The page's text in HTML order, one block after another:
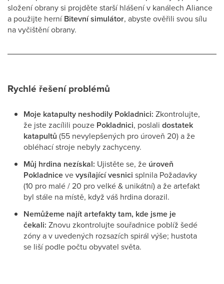
složení obrany si projděte starší hlášení v kanálech Aliance
a použijte herníBitevní simulátor, abyste ověřili svou sílu
na vyčištění obrany.
Rychlé řešení problémů
Moje katapulty neshodily Pokladnici: Zkontrolujte,
že jste zacílili pouze Pokladnici, poslali dostatek
katapultů (55 nevylepšených pro úroveň 20) a že
obléhací stroje nebyly zachyceny.
Můj hrdina nezískal: Ujistěte se, že úroveň
Pokladnicevevysílající vesnici splnila Požadavky
(10 pro malé / 20 pro velké & unikátní) a že artefakt
byl stále na místě, když váš hrdina dorazil.
Nemůžeme najít artefakty tam, kde jsme je
čekali: Znovu zkontrolujte souřadnice poblíž šedé
zóny a v uvedených rozsazích spirál výše; hustota
se liší podle počtu obyvatel světa.